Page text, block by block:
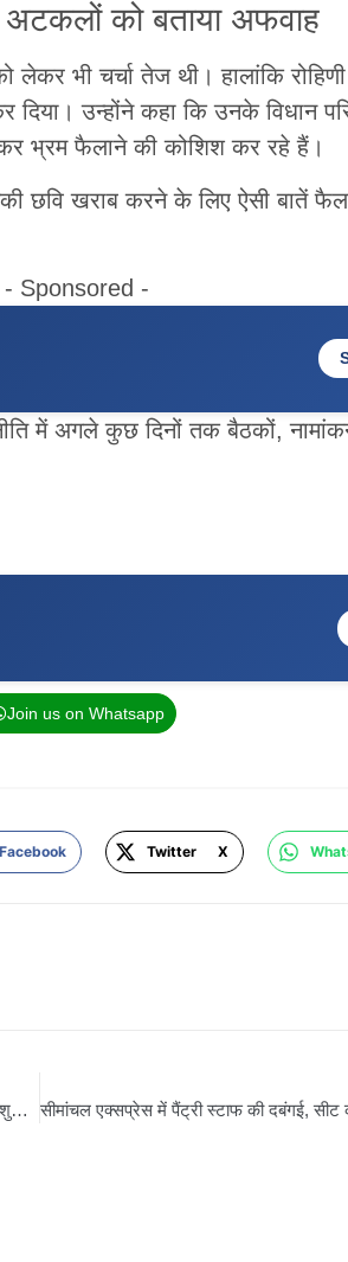
अटकलों को बताया अफवाह
भी चर्चा तेज थी। हालांकि
दिया। उन्होंने कहा कि उनके विधान
भ्रम फैलाने की कोशिश कर रहे हैं।
छवि खराब करने के लिए ऐसी बातें
- Sponsored -
में अगले कुछ दिनों तक बैठकों,
Join us on Whatsapp
Facebook Twitter X
गया के बेटे ने रचा इतिहास, JEE Advanced 2026 में 330 अंक लाकर शुभम बने देश के नंबर-1 टॉपर